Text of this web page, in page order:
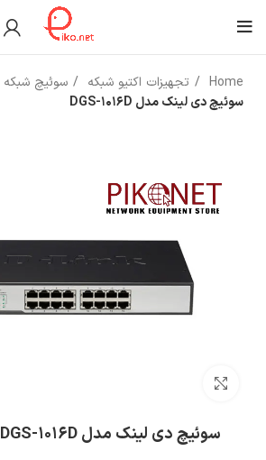
Home تجهیزات اکتیو شبکه سوئیچ شبکه
سوئیچ دی لینک مدل DGS-1016D
سوئیچ دی لینک مدل DGS-1016D